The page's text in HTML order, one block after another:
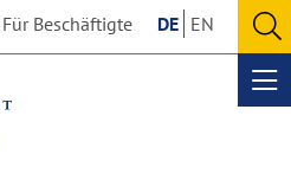
Für Beschäftigte DE EN